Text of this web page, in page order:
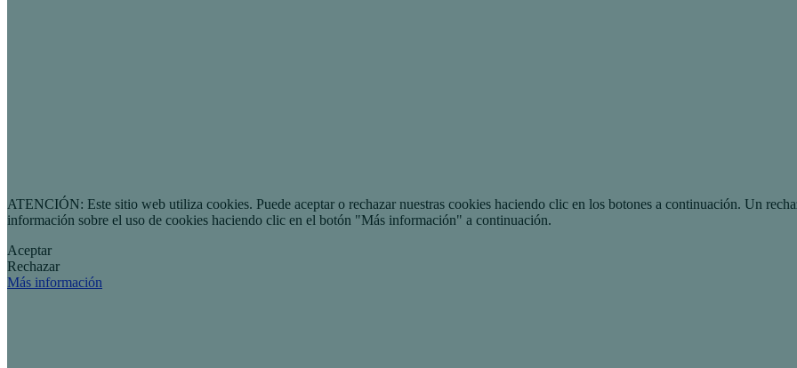
ATENCIÓN: Este sitio web utiliza cookies. Puede aceptar o rechazar nuestras cookies haciendo clic en los botones a continuación. Un
información sobre el uso de cookies haciendo clic en el botón "Más información" a continuación.
Aceptar
Rechazar
Más información